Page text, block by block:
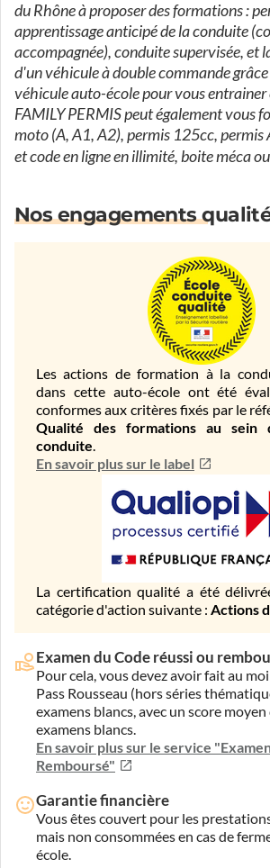
du Rhône à proposer des formations :
apprentissage anticipé de la conduite
accompagnée), conduite supervisée, et
d'un véhicule à double commande
véhicule auto-école pour vous entrainer
FAMILY PERMIS peut également vous
moto (A, A1, A2), permis 125cc, permis
et code en ligne en illimité, boite méca
Nos engagements
Les actions de formation à la
dans cette auto-école ont été
conformes aux critères fixés par le
Qualité des formations au sein
conduite.
En savoir plus sur le label
La certification qualité a été
catégorie d'action suivante : Actions
Examen du Code réussi ou
Pour cela, vous devez avoir fait au
Pass Rousseau (hors séries
examens blancs, avec un score
examens blancs.
En savoir plus sur le service
Remboursé"
Garantie financière
Vous êtes couvert pour les
mais non consommées en cas de
école.